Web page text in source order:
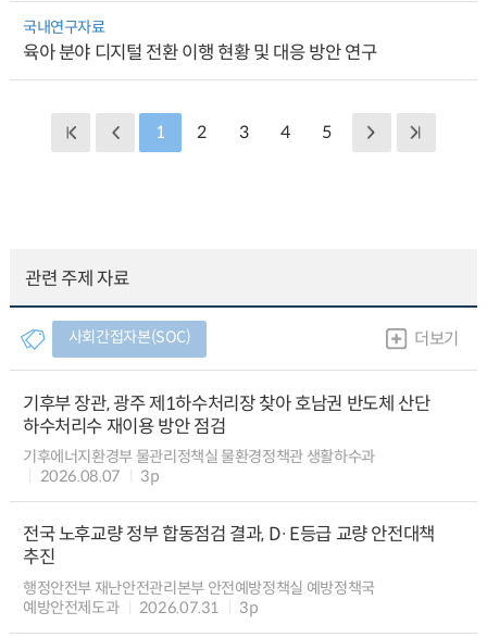
국내연구자료
육아 분야 디지털 전환 이행 현황 및 대응 방안 연구
1 2 3 4 5
관련 주제 자료
사회간접자본(SOC) 더보기
기후부 장관, 광주 제1하수처리장 찾아 호남권 반도체 산단
하수처리수 재이용 방안 점검
기후에너지환경부 물관리정책실 물환경정책관 생활하수과
2026.08.07
3p
전국 노후교량 정부 합동점검 결과, D·E등급 교량 안전대책
추진
행정안전부 재난안전관리본부 안전예방정책실 예방정책국
예방안전제도과
2026.07.31 3p